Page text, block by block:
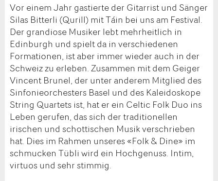
Vor einem Jahr gastierte der Gitarrist und Sänger
Silas Bitterli (Qurill) mit Táin bei uns am Festival.
Der grandiose Musiker lebt mehrheitlich in
Edinburgh und spielt da in verschiedenen
Formationen, ist aber immer wieder auch in der
Schweiz zu erleben. Zusammen mit dem Geiger
Vincent Brunel, der unter anderem Mitglied des
Sinfonieorchesters Basel und des Kaleidoskope
String Quartets ist, hat er ein Celtic Folk Duo ins
Leben gerufen, das sich der traditionellen
irischen und schottischen Musik verschrieben
hat. Dies im Rahmen unseres «Folk & Dine» im
schmucken Tübli wird ein Hochgenuss. Intim,
virtuos und sehr stimmig.